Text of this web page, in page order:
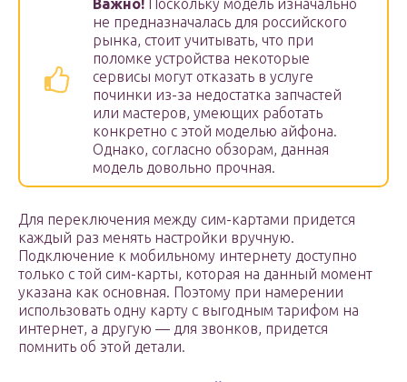
Важно! Поскольку модель изначально
не предназначалась для российского
рынка, стоит учитывать, что при
поломке устройства некоторые
сервисы могут отказать в услуге
починки из-за недостатка запчастей
или мастеров, умеющих работать
конкретно с этой моделью айфона.
Однако, согласно обзорам, данная
модель довольно прочная.
Для переключения между сим-картами придется
каждый раз менять настройки вручную.
Подключение к мобильному интернету доступно
только с той сим-карты, которая на данный момент
указана как основная. Поэтому при намерении
использовать одну карту с выгодным тарифом на
интернет, а другую — для звонков, придется
помнить об этой детали.